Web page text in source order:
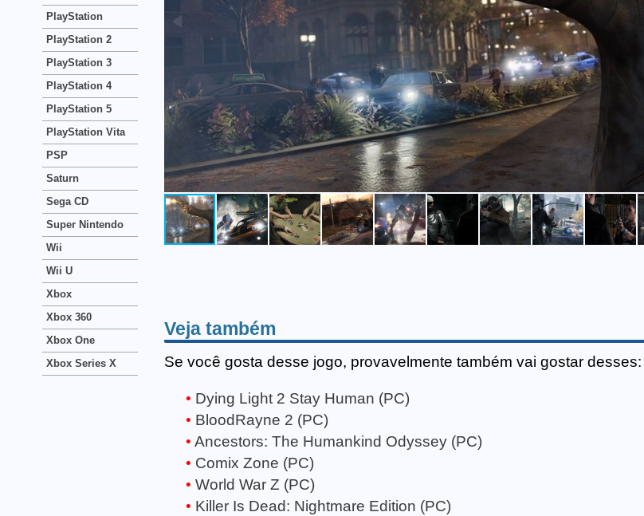
Veja também
Se você gosta desse jogo, provavelmente também vai gostar desses:
Dying Light 2 Stay Human (PC)
BloodRayne 2 (PC)
Ancestors: The Humankind Odyssey (PC)
Comix Zone (PC)
World War Z (PC)
Killer Is Dead: Nightmare Edition (PC)
PlayStation
PlayStation 2
PlayStation 3
PlayStation 4
PlayStation 5
PlayStation Vita
PSP
Saturn
Sega CD
Super Nintendo
Wii
Wii U
Xbox
Xbox 360
Xbox One
Xbox Series X